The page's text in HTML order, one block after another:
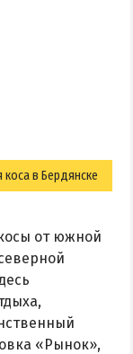
коса в Бердянске
от южной
«Рынок»,